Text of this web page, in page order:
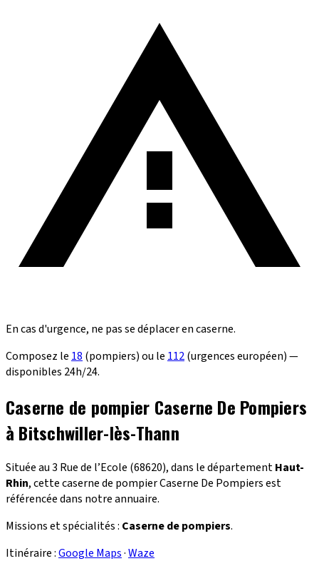
En cas d'urgence, ne pas se déplacer en caserne.
Composez le 18 (pompiers) ou le 112(urgences européen) —
disponibles 24h/24.
Caserne de pompier Caserne De Pompiers
à Bitschwiller-lès-Thann
Située au 3 Rue de l’Ecole (68620), dans le départementHaut-
Rhin, cette caserne de pompier Caserne De Pompiers est
référencée dans notre annuaire.
Missions et spécialités : Caserne de pompiers.
Itinéraire :Google Maps·Waze